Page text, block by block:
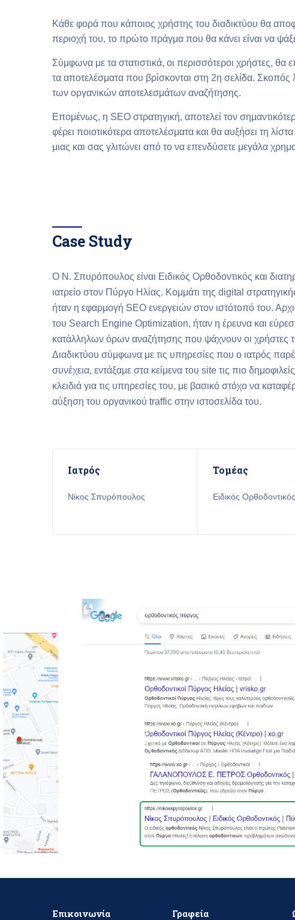
Κάθε φορά που κάποιος χρήστης του διαδικτύου θα
περιοχή του, το πρώτο πράγμα που θα κάνει είναι να
Σύμφωνα με τα στατιστικά, οι περισσότεροι χρήστες,
τα αποτελέσματα που βρίσκονται στη 2η σελίδα. Σκοπός
των οργανικών αποτελεσμάτων αναζήτησης.
Επομένως, η SEO στρατηγική, αποτελεί τον
φέρει ποιοτικότερα αποτελέσματα και θα αυξήσει τη
μιας και σας γλιτώνει από το να επενδύσετε μεγάλα
Case Study
Ο Ν. Σπυρόπουλος είναι Ειδικός Ορθοδοντικός και
ιατρείο στον Πύργο Ηλίας. Κομμάτι της digital
ήταν η εφαρμογή SEO ενεργειών στον ιστότοπό του.
του Search Engine Optimization, ήταν η έρευνα και
κατάλληλων όρων αναζήτησης που ψάχνουν οι χρήστες
Διαδικτύου σύμφωνα με τις υπηρεσίες που ο ιατρός
συνέχεια, εντάξαμε στα κείμενα του site τις πιο δημοφιλείς
κλειδιά για τις υπηρεσίες του, με βασικό στόχο να
αύξηση του οργανικού traffic στην ιστοσελίδα του.
Ιατρός
Νίκος Σπυρόπουλος
Τομέας
Ειδικός Ορθοδοντικός
Επικοινωνία Γραφεία